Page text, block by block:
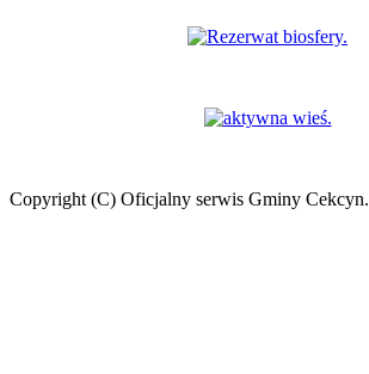
Copyright (C) Oficjalny serwis Gminy Cekcyn.